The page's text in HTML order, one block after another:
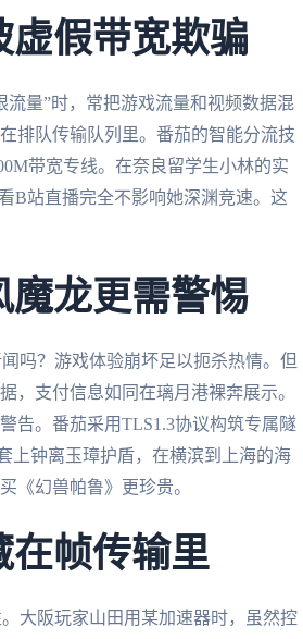
虚假带宽欺骗
量”时，常把游戏流量和视频数据混
排队传输队列里。番茄的智能分流技
带宽专线。在奈良留学生小林的实
B站直播完全不影响她深渊竞速。这
魔龙更需警惕
吗？游戏体验崩坏足以扼杀热情。但
，支付信息如同在璃月港裸奔展示。
告。番茄采用TLS1.3协议构筑专属隧
上钟离玉璋护盾，在横滨到上海的海
《幻兽帕鲁》更珍贵。
在帧传输里
大阪玩家山田用某加速器时，虽然控